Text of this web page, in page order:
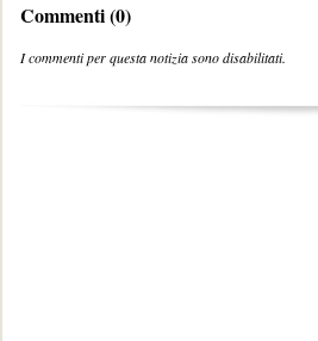
Commenti (0)
I commenti per questa notizia sono disabilitati.